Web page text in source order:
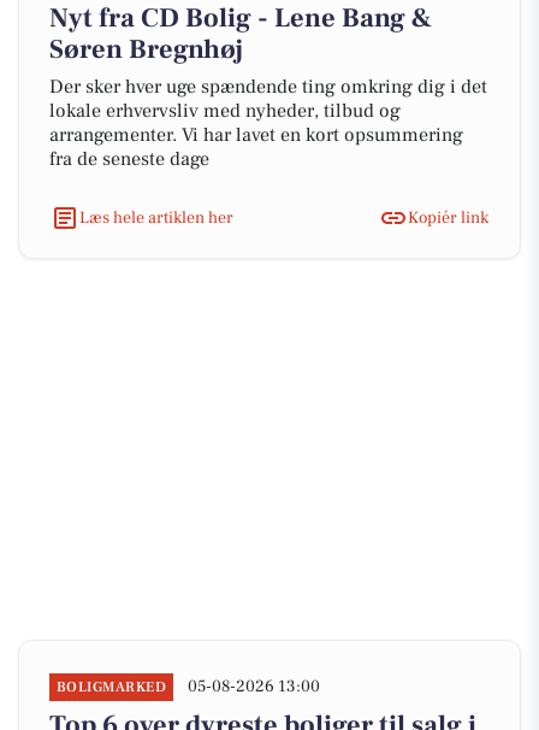
Nyt fra CD Bolig - Lene Bang &
Søren Bregnhøj
Der sker hver uge spændende ting omkring dig i det
lokale erhvervsliv med nyheder, tilbud og
arrangementer. Vi har lavet en kort opsummering
fra de seneste dage
Læs hele artiklen her Kopiér link
BOLIGMARKED 05-08-2026 13:00